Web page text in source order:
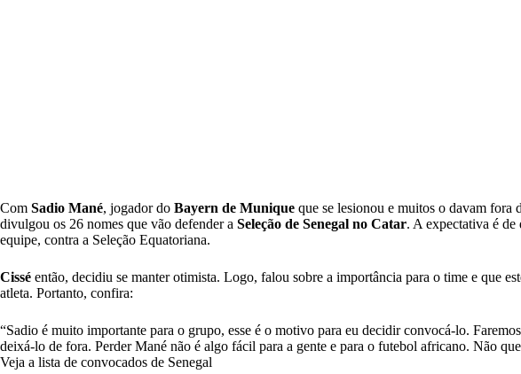
Com Sadio Mané, jogador do Bayern de Munique que se lesionou e muitos o davam fora
divulgou os 26 nomes que vão defender a Seleção de Senegal no Catar. A expectativa é
equipe, contra a Seleção Equatoriana.
Cissé então, decidiu se manter otimista. Logo, falou sobre a importância para o time e que
atleta. Portanto, confira:
“Sadio é muito importante para o grupo, esse é o motivo para eu decidir convocá-lo.
deixá-lo de fora. Perder Mané não é algo fácil para a gente e para o futebol africano. Não
Veja a lista de convocados de Senegal